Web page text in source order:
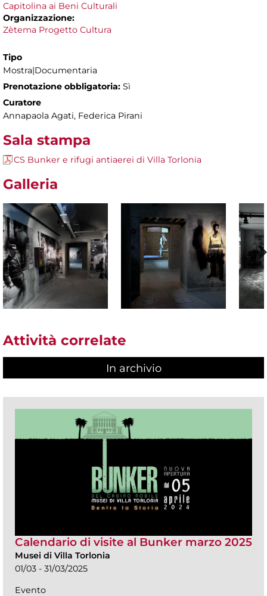
Capitolina ai Beni Culturali
Organizzazione:
Zètema Progetto Cultura
Tipo
Mostra|Documentaria
Prenotazione obbligatoria: Sì
Curatore
Annapaola Agati, Federica Pirani
Sala stampa
CS Bunker e rifugi antiaerei di Villa Torlonia
Galleria
Attività correlate
In archivio
Calendario di visite al Bunker marzo 2025
Musei di Villa Torlonia
01/03 - 31/03/2025
Evento